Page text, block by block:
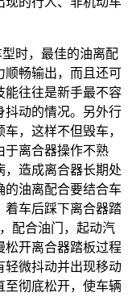
时，最佳的油离配
顺畅输出，而且还可
能往往是新手最不容
抖动的情况。另外行
，这样不但毁车，
于离合器操作不熟
，造成离合器长期处
的油离配合要结合车
着车后踩下离合器踏
配合油门，起动汽
松开离合器踏板过程
轻微抖动并出现移动
至彻底松开，使车辆